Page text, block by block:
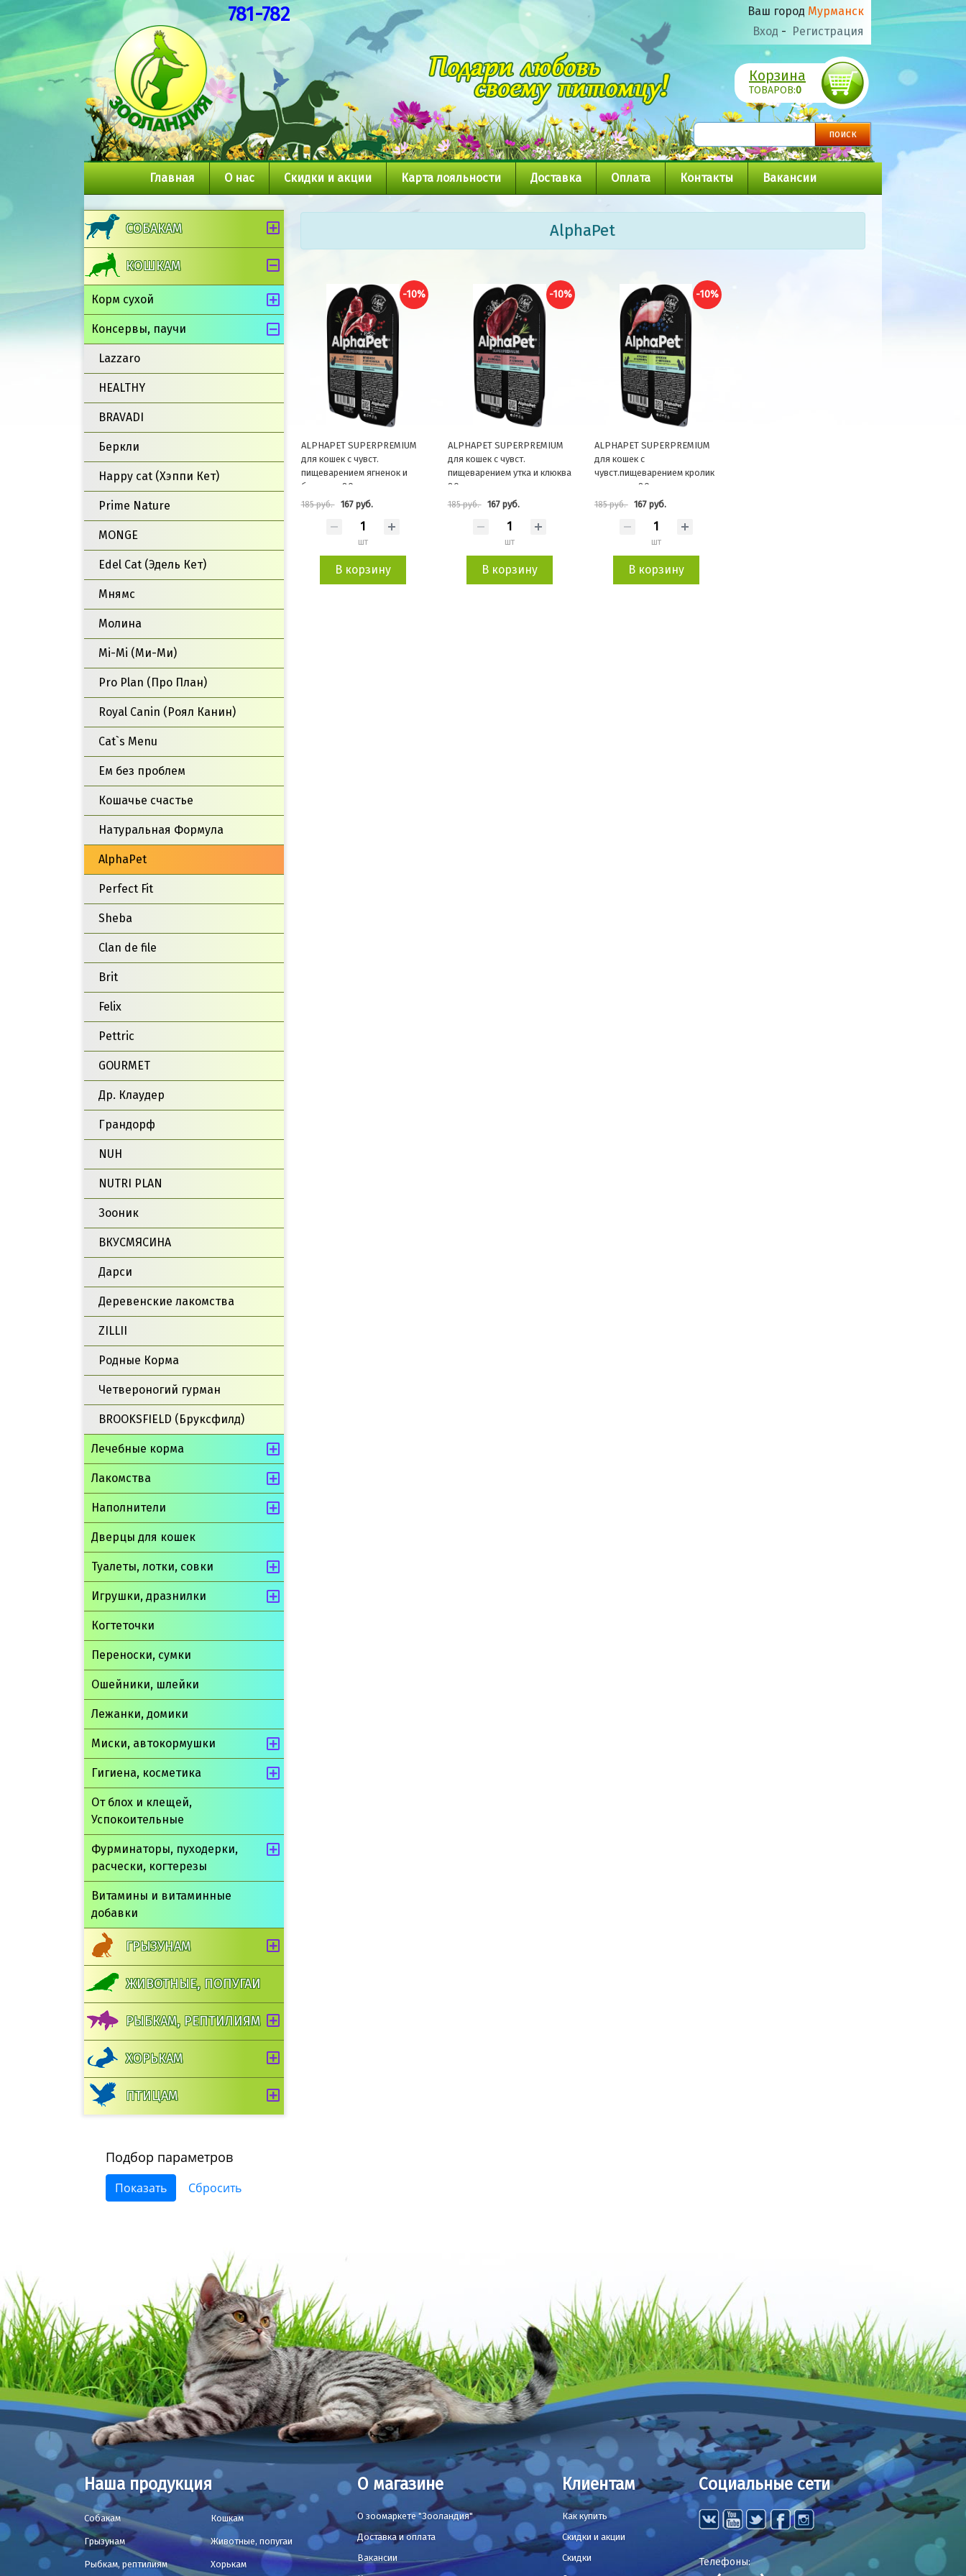
781-782 Ваш город Мурманск
Вход - Регистрация
Корзина
ТОВАРОВ:0
Главная О нас Скидки и акции Карта лояльности Доставка Оплата Контакты Вакансии
СОБАКАМ
КОШКАМ
Корм сухой
Консервы, паучи
Lazzaro
HEALTHY
BRAVADI
Беркли
Happy cat (Хэппи Кет)
Prime Nature
MONGE
Edel Cat (Эдель Кет)
Мнямс
Молина
Mi-Mi (Ми-Ми)
Pro Plan (Про План)
Royal Canin (Роял Канин)
Cat`s Menu
Ем без проблем
Кошачье счастье
Натуральная Формула
AlphaPet
Perfect Fit
Sheba
Clan de file
Brit
Felix
Pettric
GOURMET
Др. Клаудер
Грандорф
NUH
NUTRI PLAN
Зооник
ВКУСМЯСИНА
Дарси
Деревенские лакомства
ZILLII
Родные Корма
Четвероногий гурман
BROOKSFIELD (Бруксфилд)
Лечебные корма
Лакомства
Наполнители
Дверцы для кошек
Туалеты, лотки, совки
Игрушки, дразнилки
Когтеточки
Переноски, сумки
Ошейники, шлейки
Лежанки, домики
Миски, автокормушки
Гигиена, косметика
От блох и клещей,
Успокоительные
Фурминаторы, пуходерки,
расчески, когтерезы
Витамины и витаминные
добавки
ГРЫЗУНАМ
ЖИВОТНЫЕ, ПОПУГАИ
РЫБКАМ, РЕПТИЛИЯМ
ХОРЬКАМ
ПТИЦАМ
Подбор параметров
AlphaPet
-10%
ALPHAPET SUPERPREMIUM
для кошек с чувст.
пищеварением ягненок и
брусника 80г
185 руб. 167 руб.
шт
В корзину
-10%
ALPHAPET SUPERPREMIUM
для кошек с чувст.
пищеварением утка и клюква
80г
185 руб. 167 руб.
шт
В корзину
-10%
ALPHAPET SUPERPREMIUM
для кошек с
чувст.пищеварением кролик
и черника 80г
185 руб. 167 руб.
шт
В корзину
Наша продукция
Собакам Кошкам
Грызунам Животные, попугаи
Рыбкам, рептилиям Хорькам
О магазине
О зоомаркете "Зооландия"
Доставка и оплата
Вакансии
Клиентам
Как купить
Скидки и акции
Скидки
Социальные сети
Телефоны: